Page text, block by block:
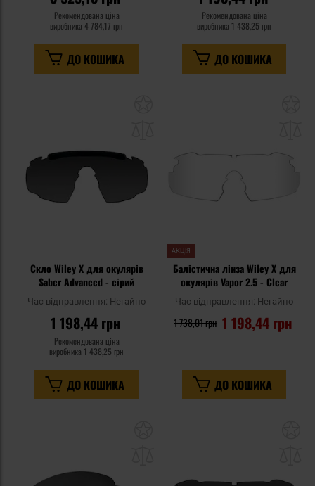
Рекомендована ціна
виробника 4 784,17 грн
ДО КОШИКА
Рекомендована ціна
виробника 1 438,25 грн
ДО КОШИКА
уподобань
Скло Wiley X для окулярів
Saber Advanced - сірий
Час відправлення: Негайно
1 198,44 грн
Рекомендована ціна
виробника 1 438,25 грн
ДО КОШИКА
АКЦІЯ
Балістична лінза Wiley X для
окулярів Vapor 2.5 - Clear
Час відправлення: Негайно
1 198,44 грн
1 738,01 грн
ДО КОШИКА
уподобань